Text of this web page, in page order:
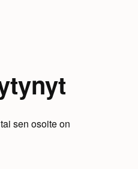
sen osoite on